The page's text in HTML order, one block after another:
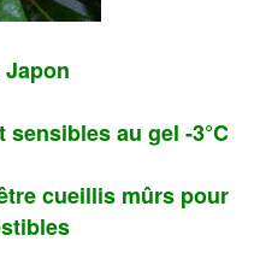
au gel -3°C
cueillis mûrs pour